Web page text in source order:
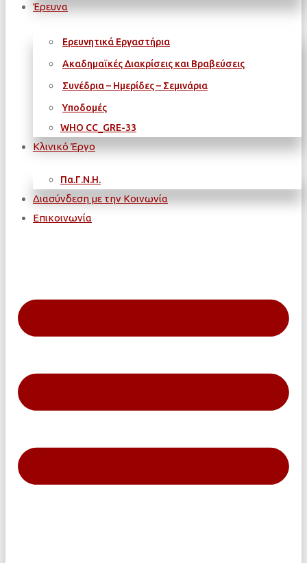
Έρευνα
Ερευνητικά Εργαστήρια
Ακαδημαϊκές Διακρίσεις και Βραβεύσεις
Συνέδρια – Ημερίδες – Σεμινάρια
Υποδομές
WΗΟ CC_GRE-33
Κλινικό Έργο
Πα.Γ.Ν.Η.
Διασύνδεση με την Κοινωνία
Επικοινωνία